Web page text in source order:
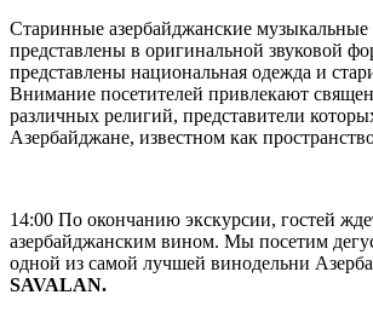
Старинные азербайджанские
представлены в оригинальной звуковой
представлены национальная одежда и
Внимание посетителей привлекают
различных религий, представители
Азербайджане, известном как
14:00 По окончанию экскурсии, гостей
азербайджанским вином. Мы посетим
одной из самой лучшей винодельни
SAVALAN.